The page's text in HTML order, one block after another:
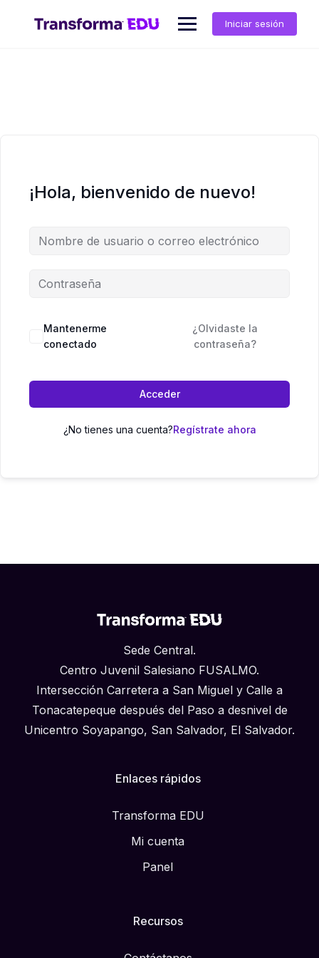
contenido
Iniciar sesión
¡Hola, bienvenido de nuevo!
Mantenerme
conectado
¿Olvidaste la
contraseña?
Acceder
¿No tienes una cuenta?Regístrate ahora
Sede Central.
Centro Juvenil Salesiano FUSALMO.
Intersección Carretera a San Miguel y Calle a
Tonacatepeque después del Paso a desnivel de
Unicentro Soyapango, San Salvador, El Salvador.
Enlaces rápidos
Transforma EDU
Mi cuenta
Panel
Recursos